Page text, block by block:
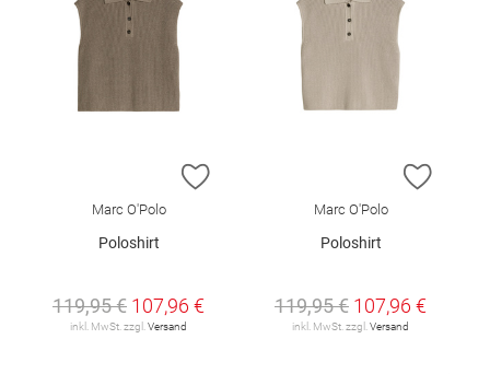
ZUR WUNSCHLISTE HINZUFÜGEN
Marc O'Polo
Poloshirt
119,95 € 107,96 €
inkl. MwSt. zzgl. Versand
ZUR
Marc O'Polo
Poloshirt
119,95 € 107,96 €
inkl. MwSt. zzgl. Versand